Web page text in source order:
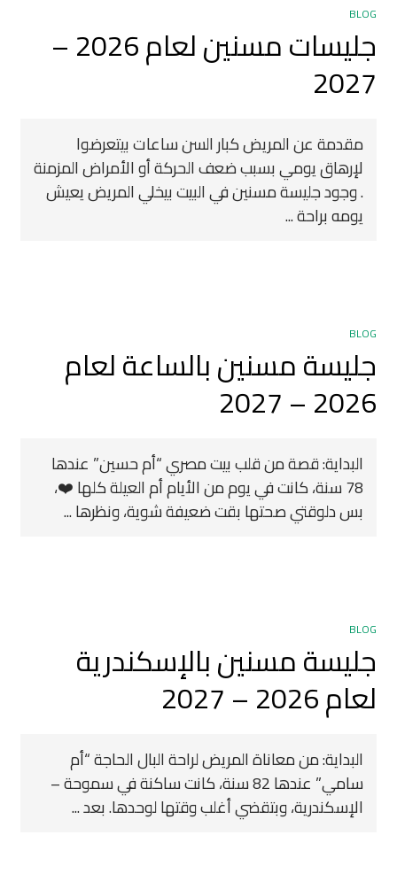
BLOG
جليسات مسنين لعام 2026 –
2027
مقدمة عن المريض كبار السن ساعات بيتعرضوا
لإرهاق يومي بسبب ضعف الحركة أو الأمراض المزمنة
. وجود جليسة مسنين في البيت بيخلي المريض يعيش
يومه براحة ...
BLOG
جليسة مسنين بالساعة لعام
2026 – 2027
البداية: قصة من قلب بيت مصري “أم حسين” عندها
78 سنة، كانت في يوم من الأيام أم العيلة كلها ❤️،
بس دلوقتي صحتها بقت ضعيفة شوية، ونظرها ...
BLOG
جليسة مسنين بالإسكندرية
لعام 2026 – 2027
البداية: من معاناة المريض لراحة البال الحاجة “أم
سامي” عندها 82 سنة، كانت ساكنة في سموحة –
الإسكندرية، وبتقضي أغلب وقتها لوحدها. بعد ...